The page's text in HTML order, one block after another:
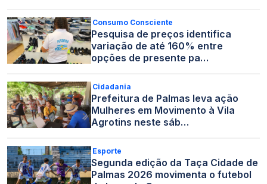
Consumo Consciente
Pesquisa de preços identifica
variação de até 160% entre
opções de presente pa…
Cidadania
Prefeitura de Palmas leva ação
Mulheres em Movimento à Vila
Agrotins neste sáb…
Esporte
Segunda edição da Taça Cidade de
Palmas 2026 movimenta o futebol